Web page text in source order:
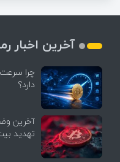
آخرین اخبار
چرا
دارد؟
آخرین
تهدید